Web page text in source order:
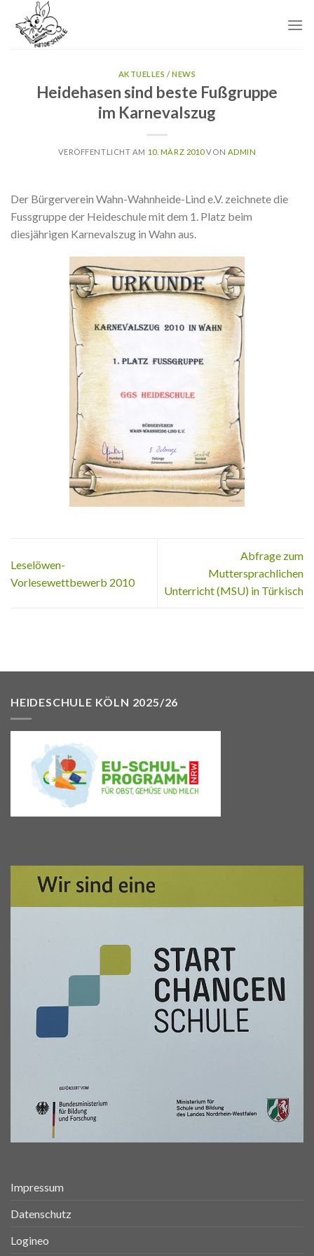
content
AKTUELLES / NEWS
Heidehasen sind beste Fußgruppe
im Karnevalszug
VERÖFFENTLICHT AM 10. MÄRZ 2010VON ADMIN
Der Bürgerverein Wahn-Wahnheide-Lind e.V. zeichnete die
Fussgruppe der Heideschule mit dem 1. Platz beim
diesjährigen Karnevalszug in Wahn aus.
Leselöwen-
Vorlesewettbewerb 2010
Abfrage zum
Muttersprachlichen
Unterricht (MSU) in Türkisch
HEIDESCHULE KÖLN 2025/26
Impressum
Datenschutz
Logineo